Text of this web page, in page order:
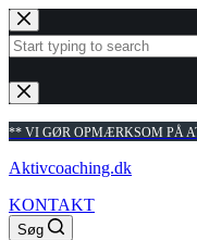
Fortsæt
til
indhold
Ingen
resultater
** VI GØR OPMÆRKSOM PÅ
Aktivcoaching.dk
KONTAKT
Søg